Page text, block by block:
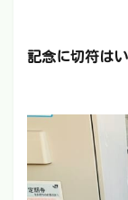
記念に切符は